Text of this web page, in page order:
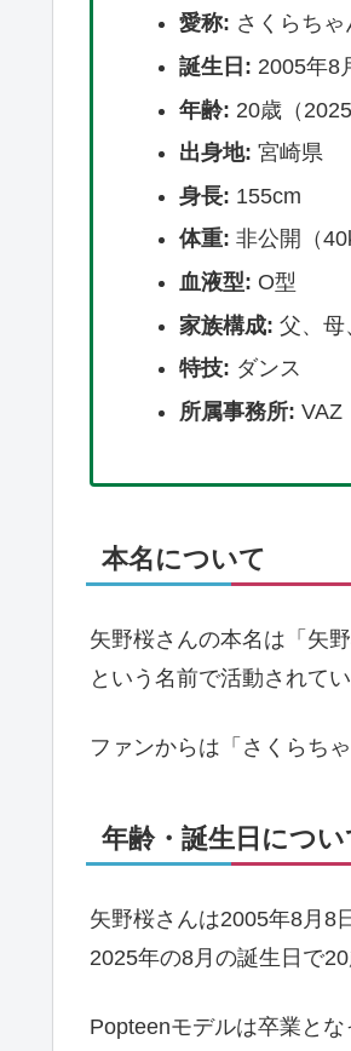
愛称: さくらち
誕生日: 2005年8
年齢: 20歳（
出身地: 宮崎県
身長: 155cm
体重: 非公開（
血液型: O型
家族構成: 父、母
特技: ダンス
所属事務所: VAZ
本名について
矢野桜さんの本名は「矢
という名前で活動されて
ファンからは「さくらち
年齢・誕生日につい
矢野桜さんは2005年8月8
2025年の8月の誕生日で
Popteenモデルは卒業と